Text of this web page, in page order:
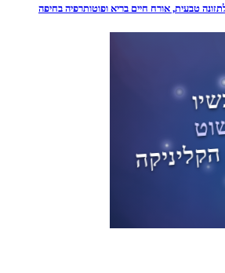
לתזונה טבעית, אורח חיים בריא ופוטותרפיה בחיפה